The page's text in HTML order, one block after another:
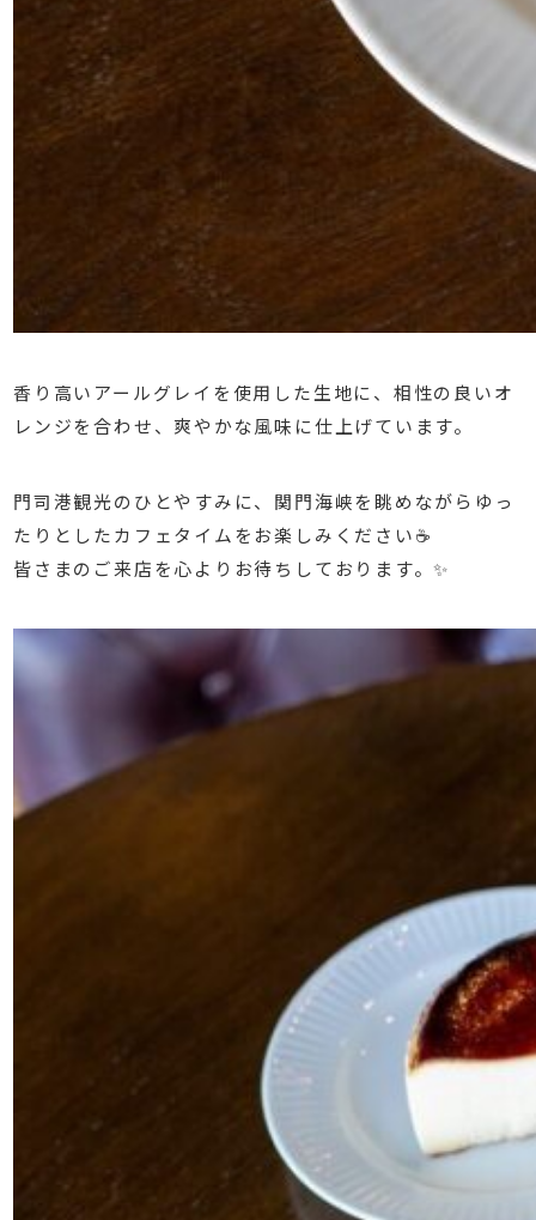
香り高いアールグレイを使用した生地に、相性の良いオ
レンジを合わせ、爽やかな風味に仕上げています。
門司港観光のひとやすみに、関門海峡を眺めながらゆっ
たりとしたカフェタイムをお楽しみください☕️
皆さまのご来店を心よりお待ちしております。✨